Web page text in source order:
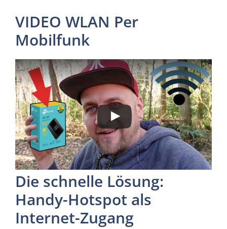
VIDEO WLAN Per
Mobilfunk
Die schnelle Lösung:
Handy-Hotspot als
Internet-Zugang